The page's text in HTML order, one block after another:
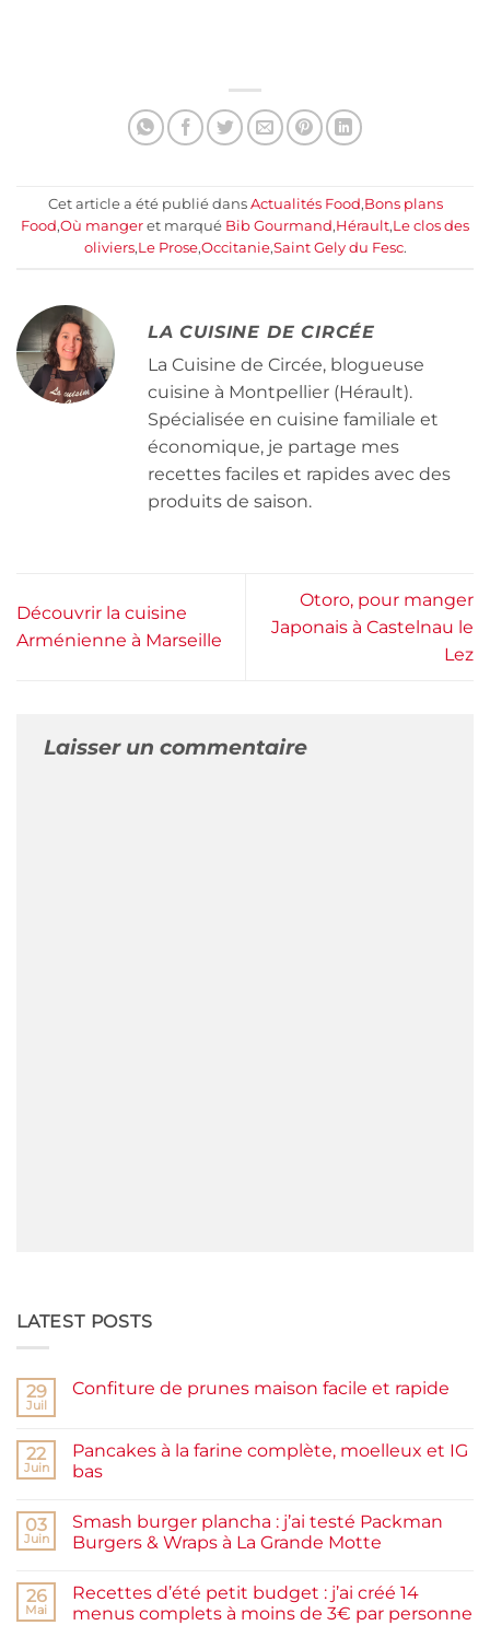
Cet article a été publié dans Actualités Food,Bons plans
Food,Où manger et marqué Bib Gourmand,Hérault,Le clos des
oliviers,Le Prose,Occitanie,Saint Gely du Fesc.
LA CUISINE DE CIRCÉE
La Cuisine de Circée, blogueuse
cuisine à Montpellier (Hérault).
Spécialisée en cuisine familiale et
économique, je partage mes
recettes faciles et rapides avec des
produits de saison.
Découvrir la cuisine
Arménienne à Marseille
Otoro, pour manger
Japonais à Castelnau le
Lez
Laisser un commentaire
LATEST POSTS
29
Juil
Confiture de prunes maison facile et rapide
Confiture
de
prunes
et
rapide
22
Juin
Pancakes à la farine complète, moelleux et IG
bas
sur
Pancakes
à
complète,
moelleux
et
03
Juin
Smash burger plancha : j’ai testé Packman
Burgers & Wraps à La Grande Motte
sur
Smash
burger
26
Mai
Recettes d’été petit budget : j’ai créé 14
menus complets à moins de 3€ par personne